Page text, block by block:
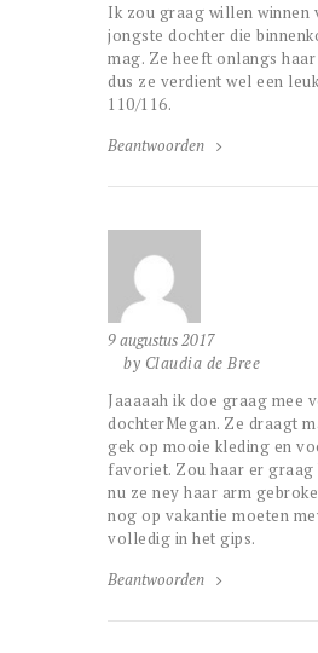
Ik zou graag willen winnen
jongste dochter die
mag. Ze heeft onlangs
dus ze verdient wel een
110/116.
Beantwoorden
9 augustus 2017
by Claudia de Bree
Jaaaaah ik doe graag mee
dochterMegan. Ze draagt
gek op mooie kleding en
favoriet. Zou haar er graag
nu ze ney haar arm
nog op vakantie moeten
volledig in het gips.
Beantwoorden